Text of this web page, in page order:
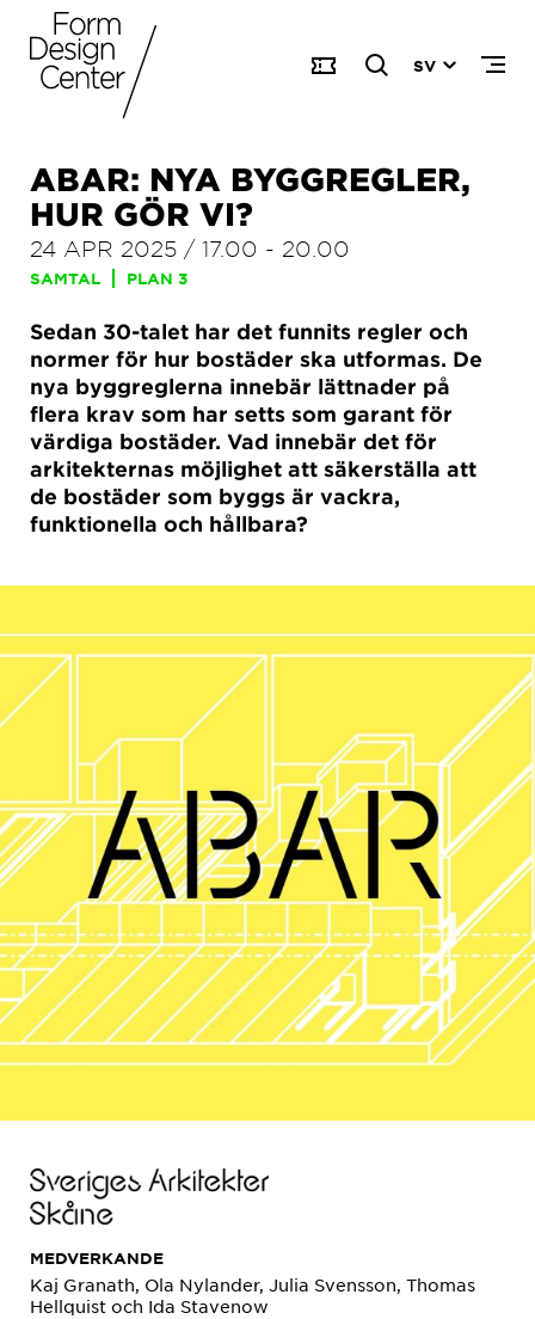
SV
ABAR: NYA BYGGREGLER,
HUR GÖR VI?
24 APR 2025 / 17.00 - 20.00
SAMTAL PLAN 3
Sedan 30-talet har det funnits regler och
normer för hur bostäder ska utformas. De
nya byggreglerna innebär lättnader på
flera krav som har setts som garant för
värdiga bostäder. Vad innebär det för
arkitekternas möjlighet att säkerställa att
de bostäder som byggs är vackra,
funktionella och hållbara?
MEDVERKANDE
Kaj Granath, Ola Nylander, Julia Svensson, Thomas
Hellquist och Ida Stavenow